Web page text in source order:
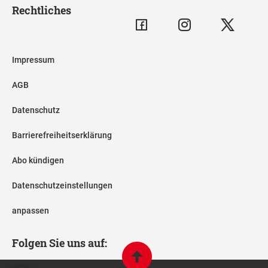
Rechtliches
Impressum
AGB
Datenschutz
Barrierefreiheitserklärung
Abo kündigen
Datenschutzeinstellungen
anpassen
Folgen Sie uns auf: